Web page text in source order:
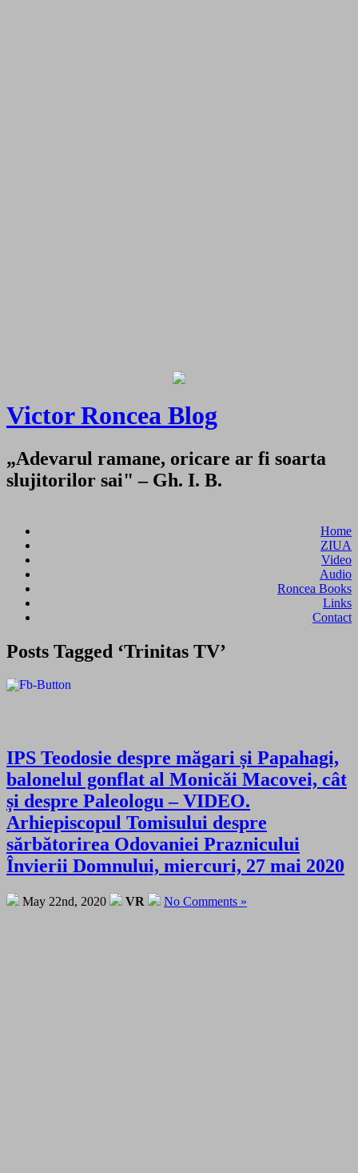
Victor Roncea Blog
„Adevarul ramane, oricare ar fi soarta
slujitorilor sai" – Gh. I. B.
Home
ZIUA
Video
Audio
Roncea Books
Links
Contact
Posts Tagged ‘Trinitas TV’
IPS Teodosie despre măgari și Papahagi,
balonelul gonflat al Monicăi Macovei, cât
și despre Paleologu – VIDEO.
Arhiepiscopul Tomisului despre
sărbătorirea Odovaniei Praznicului
Învierii Domnului, miercuri, 27 mai 2020
May 22nd, 2020 VR No Comments »